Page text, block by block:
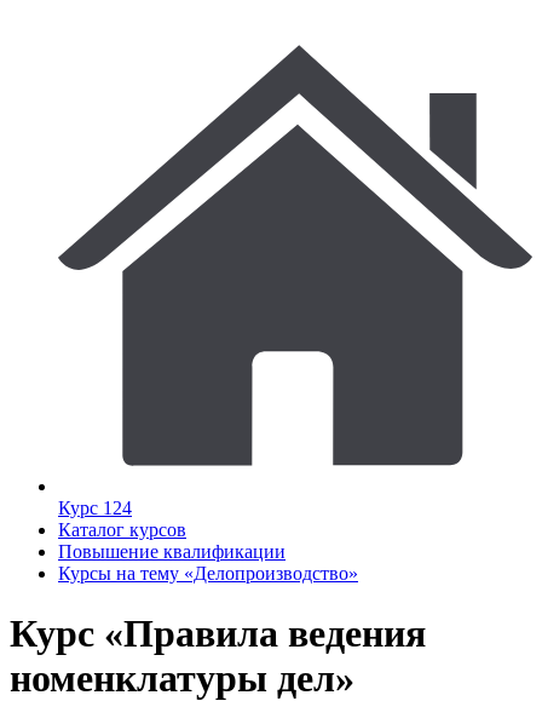
Курс 124
Каталог курсов
Повышение квалификации
Курсы на тему «Делопроизводство»
Курс «Правила ведения
номенклатуры дел»